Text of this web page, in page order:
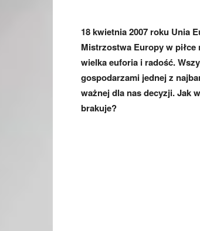
18 kwietnia 2007 roku Unia
Mistrzostwa Europy w
wielka euforia i radość.
gospodarzami jednej z
ważnej dla nas decyzji. Jak
brakuje?